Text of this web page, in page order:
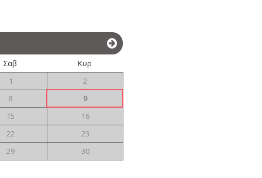
Σαβ
Κυρ
1
2
8
9
15
16
22
23
29
30